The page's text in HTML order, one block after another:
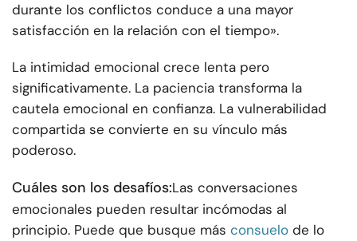
durante los conflictos conduce a una mayor
satisfacción en la relación con el tiempo».
La intimidad emocional crece lenta pero
significativamente. La paciencia transforma la
cautela emocional en confianza. La vulnerabilidad
compartida se convierte en su vínculo más
poderoso.
Cuáles son los desafíos:Las conversaciones
emocionales pueden resultar incómodas al
principio. Puede que busque más consuelo de lo